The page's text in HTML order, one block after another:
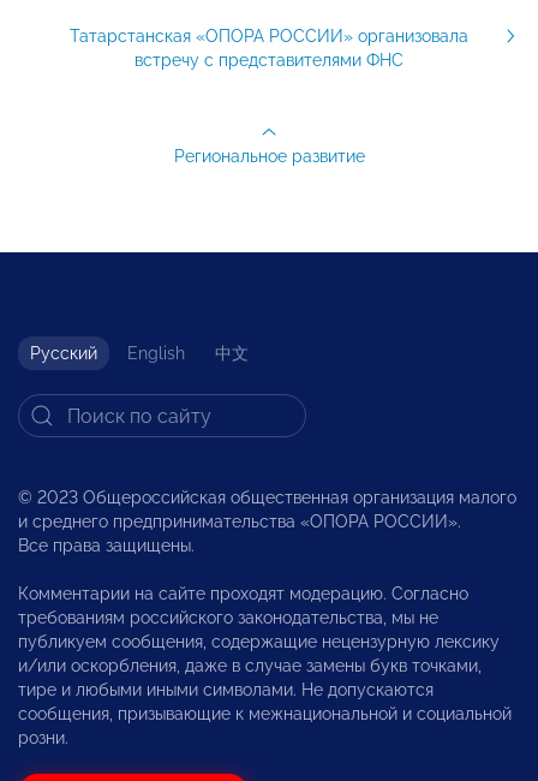
Татарстанская «ОПОРА РОССИИ» организовала
встречу с представителями ФНС
Региональное развитие
Русский English 中文
© 2023 Общероссийская общественная организация малого
и среднего предпринимательства «ОПОРА РОССИИ».
Все права защищены.
Комментарии на сайте проходят модерацию. Согласно
требованиям российского законодательства, мы не
публикуем сообщения, содержащие нецензурную лексику
и/или оскорбления, даже в случае замены букв точками,
тире и любыми иными символами. Не допускаются
сообщения, призывающие к межнациональной и социальной
розни.